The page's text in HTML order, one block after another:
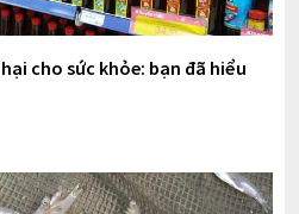
cho sức khỏe: bạn đã hiểu